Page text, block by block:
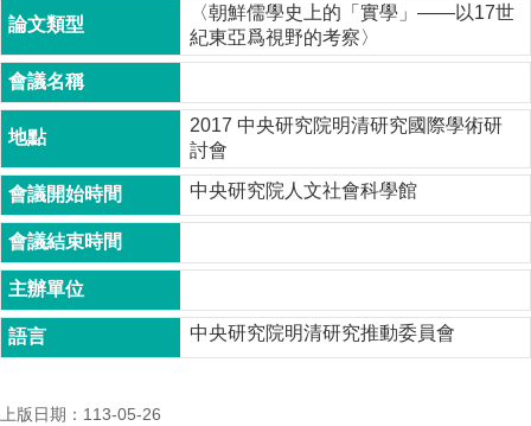
博
班
碩
士
班
在
職
專
班
學
術
究
〈朝鮮儒學史上的「實學」——以17世
紀東亞爲視野的考察〉
2017 中央研究院明清研究國際學術研
討會
中央研究院人文社會科學館
中央研究院明清研究推動委員會
上版日期：113-05-26